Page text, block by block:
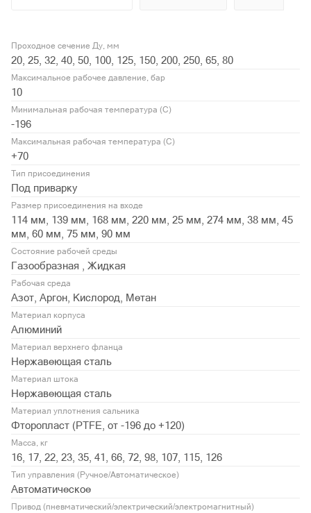
Проходное сечение Ду, мм
20, 25, 32, 40, 50, 100, 125, 150, 200, 250, 65, 80
Максимальное рабочее давление, бар
10
Минимальная рабочая температура (С)
-196
Максимальная рабочая температура (С)
+70
Тип присоединения
Под приварку
Размер присоединения на входе
114 мм, 139 мм, 168 мм, 220 мм, 25 мм, 274 мм, 38 мм, 45
мм, 60 мм, 75 мм, 90 мм
Состояние рабочей среды
Газообразная , Жидкая
Рабочая среда
Азот, Аргон, Кислород, Метан
Материал корпуса
Алюминий
Материал верхнего фланца
Нержавеющая сталь
Материал штока
Нержавеющая сталь
Материал уплотнения сальника
Фторопласт (PTFE, от -196 до +120)
Масса, кг
16, 17, 22, 23, 35, 41, 66, 72, 98, 107, 115, 126
Тип управления (Ручное/Автоматическое)
Автоматическое
Привод (пневматический/электрический/электромагнитный)